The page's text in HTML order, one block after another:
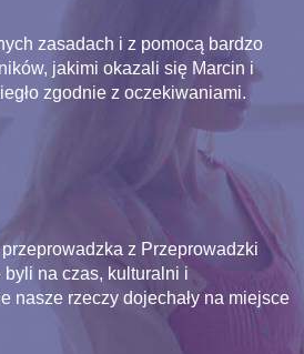
zasadach i z pomocą bardzo
jakimi okazali się Marcin i
zgodnie z oczekiwaniami.
z Przeprowadzki
na czas, kulturalni i
nasze rzeczy dojechały na miejsce